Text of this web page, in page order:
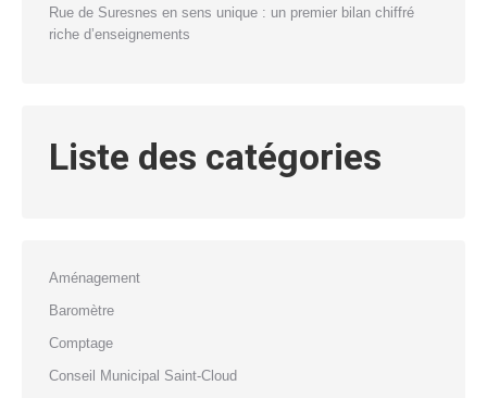
Rue de Suresnes en sens unique : un premier bilan chiffré
riche d’enseignements
Liste des catégories
Aménagement
Baromètre
Comptage
Conseil Municipal Saint-Cloud